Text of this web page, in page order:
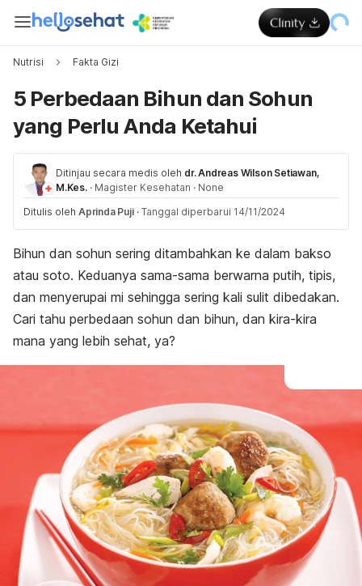
Nutrisi Fakta Gizi
5 Perbedaan Bihun dan Sohun
yang Perlu Anda Ketahui
Ditinjau secara medis oleh dr. Andreas Wilson Setiawan,
M.Kes. · Magister Kesehatan · None
Ditulis oleh Aprinda Puji · Tanggal diperbarui 14/11/2024
Bihun dan sohun sering ditambahkan ke dalam bakso
atau soto. Keduanya sama-sama berwarna putih, tipis,
dan menyerupai mi sehingga sering kali sulit dibedakan.
Cari tahu perbedaan sohun dan bihun, dan kira-kira
mana yang lebih sehat, ya?